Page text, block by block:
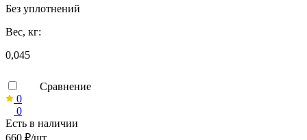
Без уплотнений
Вес, кг:
0,045
Сравнение
0
0
Есть в наличии
660 ₽/шт